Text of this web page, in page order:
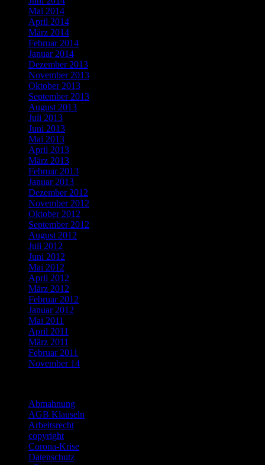
Mai 2014
April 2014
März 2014
Februar 2014
Januar 2014
Dezember 2013
November 2013
Oktober 2013
September 2013
August 2013
Juli 2013
Juni 2013
Mai 2013
April 2013
März 2013
Februar 2013
Januar 2013
Dezember 2012
November 2012
Oktober 2012
September 2012
August 2012
Juli 2012
Juni 2012
Mai 2012
April 2012
März 2012
Februar 2012
Januar 2012
Mai 2011
April 2011
März 2011
Februar 2011
November 14
Abmahnung
AGB Klauseln
Arbeitsrecht
copyright
Corona-Krise
Datenschutz